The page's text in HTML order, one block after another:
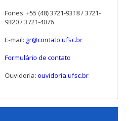
Fones: +55 (48) 3721-9318 / 3721-
9320 / 3721-4076
E-mail: gr@contato.ufsc.br
Formulário de contato
Ouvidoria: ouvidoria.ufsc.br